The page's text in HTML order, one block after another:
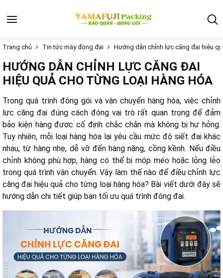
Trang chủ Tin tức máy đóng đai Hướng dẫn chỉnh lực căng đai hiệu
HƯỚNG DẪN CHỈNH LỰC CĂNG ĐAI
HIỆU QUẢ CHO TỪNG LOẠI HÀNG HÓA
Trong quá trình đóng gói và vận chuyển hàng hóa, việc chỉnh
lực căng đai đúng cách đóng vai trò rất quan trọng để đảm
bảo kiện hàng được cố định chắc chắn mà không bị hư hỏng.
Tuy nhiên, mỗi loại hàng hóa lại yêu cầu mức độ siết đai khác
nhau, từ hàng nhẹ, dễ vỡ đến hàng nặng, cồng kềnh. Nếu điều
chỉnh không phù hợp, hàng có thể bị móp méo hoặc lỏng lẻo
trong quá trình vận chuyển. Vậy làm thế nào để điều chỉnh lực
căng đai hiệu quả cho từng loại hàng hóa? Bài viết dưới đây sẽ
hướng dẫn chi tiết giúp bạn tối ưu quá trình đóng đai.